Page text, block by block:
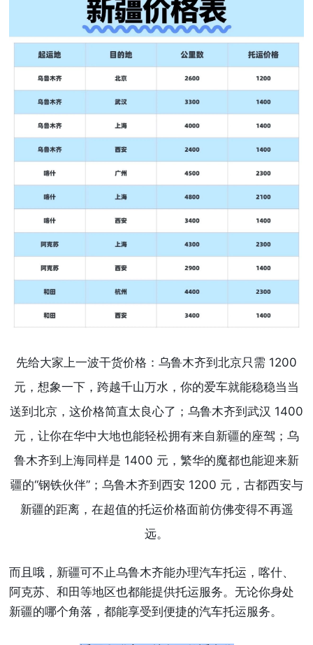
先给大家上一波干货价格：乌鲁木齐到北京只需 1200
元，想象一下，跨越千山万水，你的爱车就能稳稳当当
送到北京，这价格简直太良心了；乌鲁木齐到武汉 1400
元，让你在华中大地也能轻松拥有来自新疆的座驾；乌
鲁木齐到上海同样是 1400 元，繁华的魔都也能迎来新
疆的“钢铁伙伴”；乌鲁木齐到西安 1200 元，古都西安与
新疆的距离，在超值的托运价格面前仿佛变得不再遥
远。
而且哦，新疆可不止乌鲁木齐能办理汽车托运，喀什、
阿克苏、和田等地区也都能提供托运服务。无论你身处
新疆的哪个角落，都能享受到便捷的汽车托运服务。